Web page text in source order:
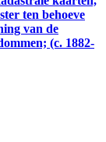
ten behoeve
van de
(c. 1882-